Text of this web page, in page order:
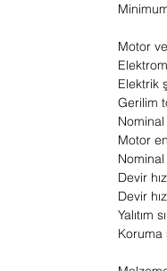
Motor
Elektrik
Gerilim
Motor
Nominal
Devir
Devir
Yalıtım
Koruma